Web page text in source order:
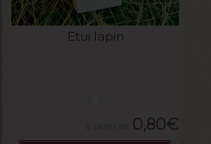
Etui lapin
0,80€